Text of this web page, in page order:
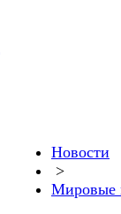
Новости
>
Мировые